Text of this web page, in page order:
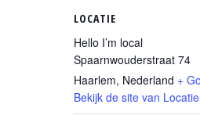
LOCATIE
Hello I’m local
Spaarnwouderstraat 74
Haarlem, Nederland +
Bekijk de site van Locatie